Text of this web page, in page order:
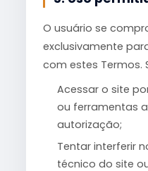
O usuário se
exclusivamente
com estes Termos.
Acessar o site
ou ferramentas
autorização;
Tentar interferir
técnico do site